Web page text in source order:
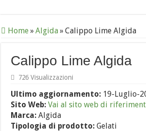
Home» Algida» Calippo Lime Algida
Calippo Lime Algida
726 Visualizzazioni
Ultimo aggiornamento: 19-Luglio-
Sito Web: Vai al sito web di
Marca: Algida
Tipologia di prodotto: Gelati